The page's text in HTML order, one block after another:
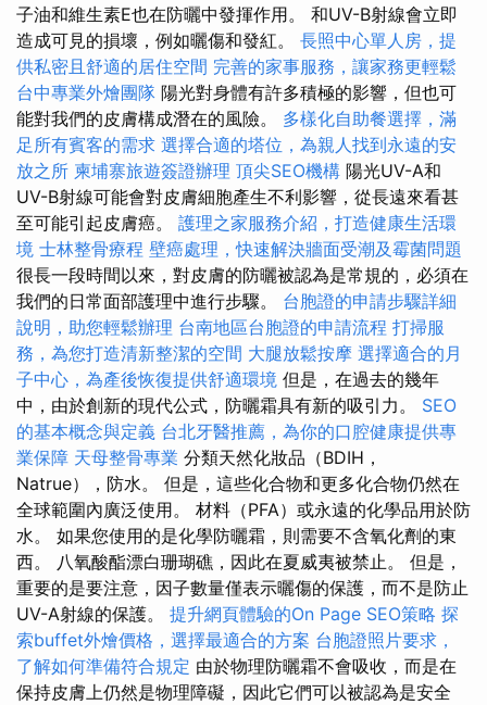
子油和維生素E也在防曬中發揮作用。 和UV-B射線會立即
造成可見的損壞，例如曬傷和發紅。 長照中心單人房，提
供私密且舒適的居住空間 完善的家事服務，讓家務更輕鬆
台中專業外燴團隊 陽光對身體有許多積極的影響，但也可
能對我們的皮膚構成潛在的風險。 多樣化自助餐選擇，滿
足所有賓客的需求 選擇合適的塔位，為親人找到永遠的安
放之所 柬埔寨旅遊簽證辦理 頂尖SEO機構 陽光UV-A和
UV-B射線可能會對皮膚細胞產生不利影響，從長遠來看甚
至可能引起皮膚癌。 護理之家服務介紹，打造健康生活環
境 士林整骨療程 壁癌處理，快速解決牆面受潮及霉菌問題
很長一段時間以來，對皮膚的防曬被認為是常規的，必須在
我們的日常面部護理中進行步驟。 台胞證的申請步驟詳細
說明，助您輕鬆辦理 台南地區台胞證的申請流程 打掃服
務，為您打造清新整潔的空間 大腿放鬆按摩 選擇適合的月
子中心，為產後恢復提供舒適環境 但是，在過去的幾年
中，由於創新的現代公式，防曬霜具有新的吸引力。 SEO
的基本概念與定義 台北牙醫推薦，為你的口腔健康提供專
業保障 天母整骨專業 分類天然化妝品（BDIH，
Natrue），防水。 但是，這些化合物和更多化合物仍然在
全球範圍內廣泛使用。 材料（PFA）或永遠的化學品用於防
水。 如果您使用的是化學防曬霜，則需要不含氧化劑的東
西。 八氧酸酯漂白珊瑚礁，因此在夏威夷被禁止。 但是，
重要的是要注意，因子數量僅表示曬傷的保護，而不是防止
UV-A射線的保護。 提升網頁體驗的On Page SEO策略 探
索buffet外燴價格，選擇最適合的方案 台胞證照片要求，
了解如何準備符合規定 由於物理防曬霜不會吸收，而是在
保持皮膚上仍然是物理障礙，因此它們可以被認為是安全